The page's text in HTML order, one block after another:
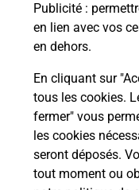
Publicité :
en lien avec vos
en dehors.
En cliquant sur
tous les cookies.
fermer" vous
les cookies
seront déposés.
tout moment ou
Puis-je
avec La Poste
conditions ?
Localiser Liste Ille-et-